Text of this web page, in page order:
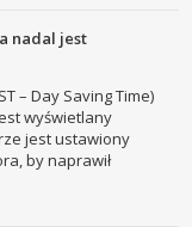
nadal jest
– Day Saving Time)
wyświetlany
jest ustawiony
by naprawił